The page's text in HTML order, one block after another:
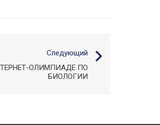
Следующий
ОЛИМПИАДЕ ПО
БИОЛОГИИ